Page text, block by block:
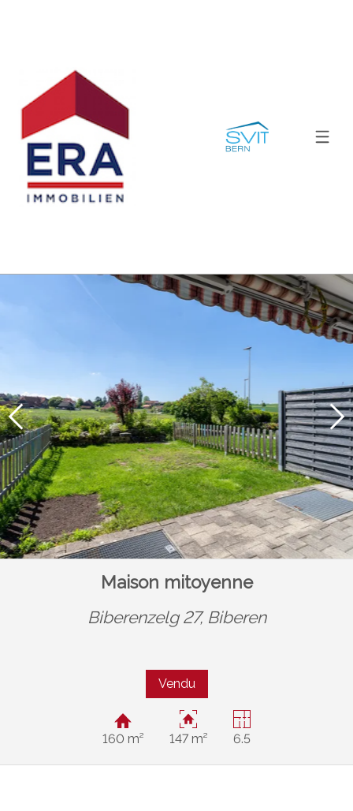
Maison mitoyenne
Biberenzelg 27, Biberen
Vendu
160 m² 147 m² 6.5